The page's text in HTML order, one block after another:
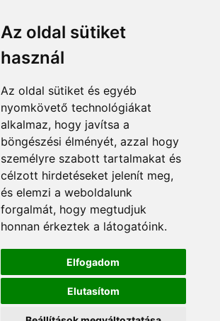
Az oldal sütiket
használ
Az oldal sütiket és egyéb
nyomkövető technológiákat
alkalmaz, hogy javítsa a
böngészési élményét, azzal hogy
személyre szabott tartalmakat és
célzott hirdetéseket jelenít meg,
és elemzi a weboldalunk
forgalmát, hogy megtudjuk
honnan érkeztek a látogatóink.
Elfogadom
Elutasítom
Szeretettel
31 000 Ft-tól
Elfogadott fizetési módok
Á.SZ.F.
Impresszum
Adatkezelési tájékoztató